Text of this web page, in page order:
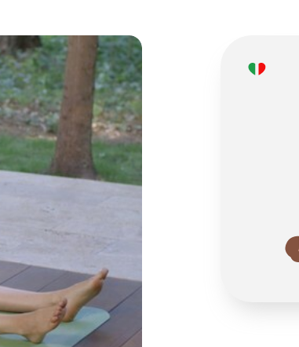
01:44
01:27
01:34
02:00
02:00